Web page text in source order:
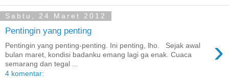
Sabtu, 24 Maret 2012
Pentingin yang penting
›
Pentingin yang penting-penting. Ini penting, lho. Sejak awal
bulan maret, kondisi badanku emang lagi ga enak. Cuaca
semarang dan tegal ...
4 komentar: